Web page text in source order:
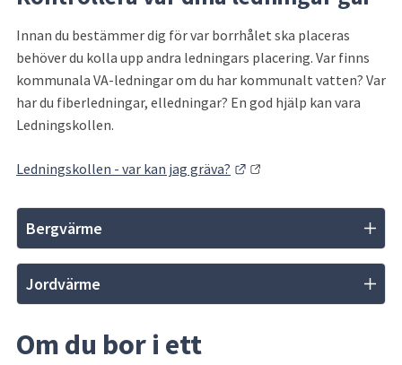
Innan du bestämmer dig för var borrhålet ska placeras
behöver du kolla upp andra ledningars placering. Var finns
kommunala VA-ledningar om du har kommunalt vatten? Var
har du fiberledningar, elledningar? En god hjälp kan vara
Ledningskollen.
Ledningskollen - var kan jag gräva? Länk till annan
Bergvärme
Jordvärme
Om du bor i ett